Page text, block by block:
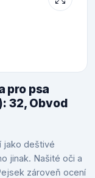
pro psa
32, Obvod
jako deštivé
jinak. Našité oči a
zároveň ocení